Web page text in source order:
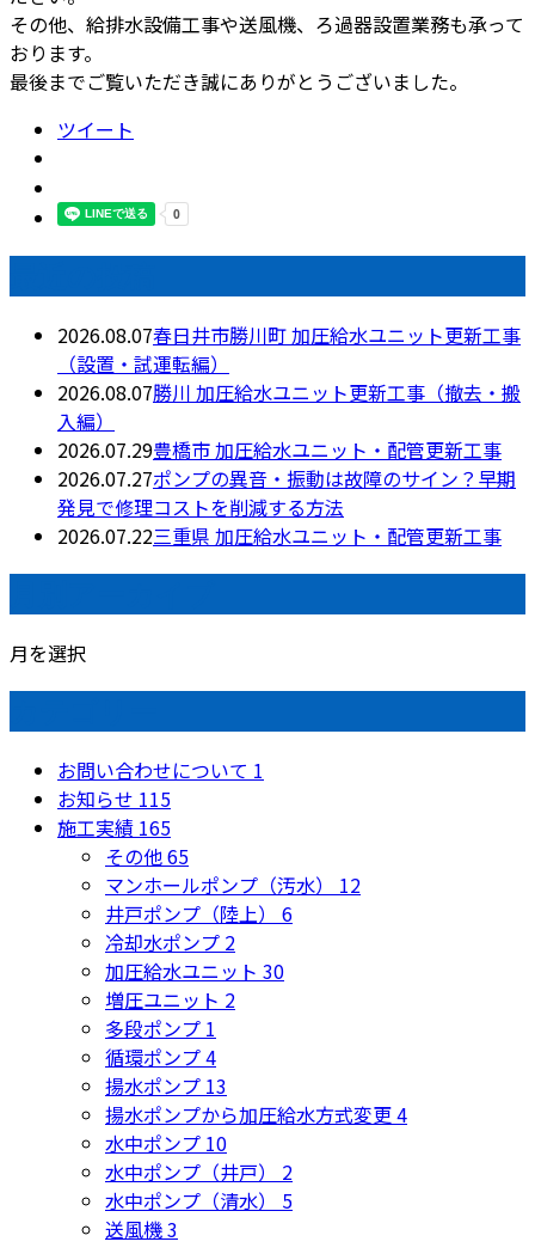
その他、給排水設備工事や送風機、ろ過器設置業務も承って
おります。
最後までご覧いただき誠にありがとうございました。
ツイート
2026.08.07春日井市勝川町 加圧給水ユニット更新工事
（設置・試運転編）
2026.08.07勝川 加圧給水ユニット更新工事（撤去・搬
入編）
2026.07.29豊橋市 加圧給水ユニット・配管更新工事
2026.07.27ポンプの異音・振動は故障のサイン？早期
発見で修理コストを削減する方法
2026.07.22三重県 加圧給水ユニット・配管更新工事
月を選択
お問い合わせについて 1
お知らせ 115
施工実績 165
その他65
マンホールポンプ（汚水） 12
井戸ポンプ（陸上） 6
冷却水ポンプ 2
加圧給水ユニット 30
増圧ユニット 2
多段ポンプ 1
循環ポンプ4
揚水ポンプ 13
揚水ポンプから加圧給水方式変更4
水中ポンプ 10
水中ポンプ（井戸） 2
水中ポンプ（清水） 5
送風機3